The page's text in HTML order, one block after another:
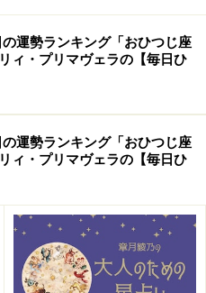
2月19日～3月20日生
冷静になってゼロから再出
修正＆自己回復力運」1位
運勢ランキング「おひつじ座
ィ・プリマヴェラの【毎日ひ
運勢ランキング「おひつじ座
ィ・プリマヴェラの【毎日ひ